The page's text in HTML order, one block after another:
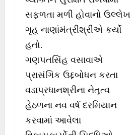
સફળતા મળી હોવાનો ઉલ્લેખ
ગૃહ નાણાંમંત્રીશ્રીએ કર્યો
હતો.
ગણપતસિંહ વસાવાએ
પ્રાસંગિક ઉદ્દબોધન કરતા
વડાપ્રધાનશ્રીના નેતૃત્વ
હેઠળના નવ વર્ષ દરમિયાન
કરવામાં આવેલા